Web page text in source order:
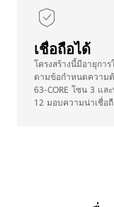
เชื่อถือได้
โครงสร้างนี้มีอายุกา
ตามข้อกำหนดความ
63-CORE โซน 3 แล
12 มอบความน่าเชื่อ